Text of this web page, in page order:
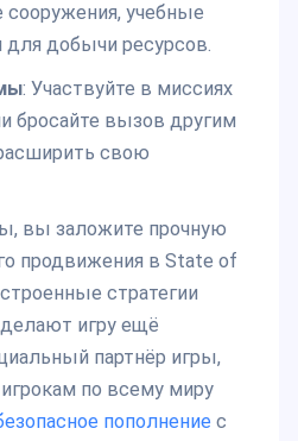
учебные
для добычи ресурсов.
: Участвуйте в миссиях
бросайте вызов другим
свою
вы заложите прочную
продвижения в State of
стратегии
игру ещё
партнёр игры,
по всему миру
пополнение с